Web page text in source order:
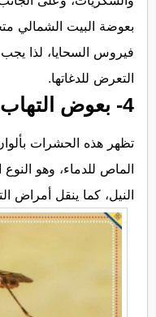
بعوضة البيت الشمالي
فيروس السحايا، لذا يجب
التعرض للدغاتها.
4- بعوض التهاب الدماغ الغربي
تظهر هذه الحشرات
الماص للدماء، وهو
النيل، كما ينقل أمراض